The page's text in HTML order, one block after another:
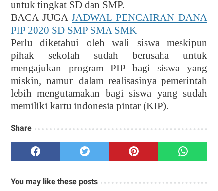
untuk tingkat SD dan SMP.
BACA JUGA JADWAL PENCAIRAN DANA
PIP 2020 SD SMP SMA SMK
Perlu diketahui oleh wali siswa meskipun
pihak sekolah sudah berusaha untuk
mengajukan program PIP bagi siswa yang
miskin, namun dalam realisasinya pemerintah
lebih mengutamakan bagi siswa yang sudah
memiliki kartu indonesia pintar (KIP).
Share
You may like these posts